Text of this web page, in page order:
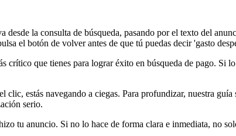
desde la consulta de búsqueda, pasando por el texto del
el botón de volver antes de que tú puedas decir 'gasto
crítico que tienes para lograr éxito en búsqueda de pago. Si
clic, estás navegando a ciegas. Para profundizar, nuestra guía
serio.
tu anuncio. Si no lo hace de forma clara e inmediata, no